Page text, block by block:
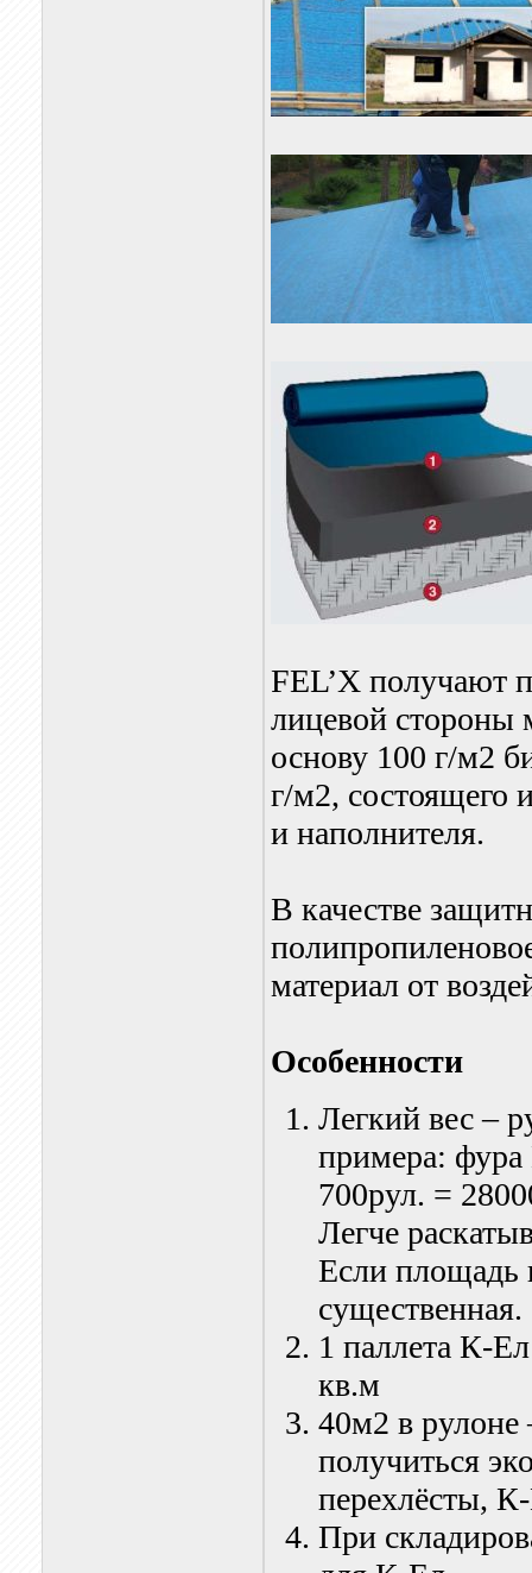
FEL’X получают
лицевой стороны
основу 100 г/м2
г/м2, состоящего
и наполнителя.
В качестве
материал от
Особенности
Легкий вес –
примера:
700рул. =
Легче
Если площадь
существенная.
1 паллета К-
кв.м
40м2 в рулоне
получиться
перехлёсты,
При